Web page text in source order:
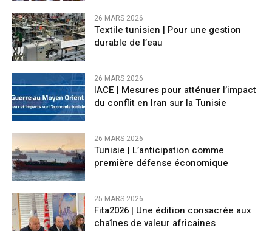
26 MARS 2026
Textile tunisien | Pour une gestion
durable de l’eau
26 MARS 2026
IACE | Mesures pour atténuer l’impact
du conflit en Iran sur la Tunisie
26 MARS 2026
Tunisie | L’anticipation comme
première défense économique
25 MARS 2026
Fita2026 | Une édition consacrée aux
chaînes de valeur africaines